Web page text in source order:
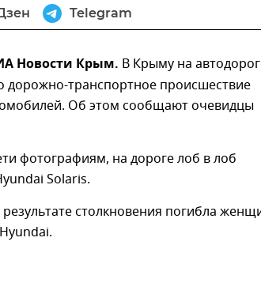
Telegram
Новости Крым. В Крыму на
транспортное происшествие
Об этом сообщают очевидцы
фотографиям, на дороге лоб в лоб
Solaris.
столкновения погибла